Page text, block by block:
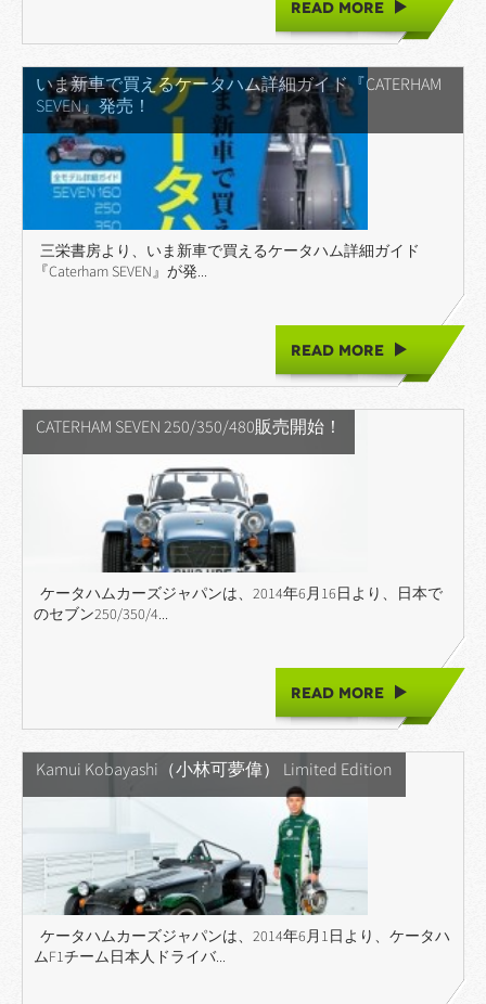
READ MORE
いま新車で買えるケータハム詳細ガイド『CATERHAM
SEVEN』発売！
三栄書房より、いま新車で買えるケータハム詳細ガイド
『Caterham SEVEN』が発...
READ MORE
CATERHAM SEVEN 250/350/480販売開始！
ケータハムカーズジャパンは、2014年6月16日より、日本で
のセブン250/350/4...
READ MORE
Kamui Kobayashi（小林可夢偉） Limited Edition
ケータハムカーズジャパンは、2014年6月1日より、ケータハ
ムF1チーム日本人ドライバ...